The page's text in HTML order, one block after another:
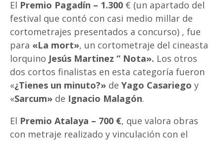
El Premio Pagadín – 1.300 € (un apartado del
festival que contó con casi medio millar de
cortometrajes presentados a concurso) , fue
para «La mort», un cortometraje del cineasta
lorquino Jesús Martinez “ Nota». Los otros
dos cortos finalistas en esta categoría fueron
«¿Tienes un minuto?» de Yago Casariego y
«Sarcum» de Ignacio Malagón.
El Premio Atalaya – 700 €, que valora obras
con metraje realizado y vinculación con el